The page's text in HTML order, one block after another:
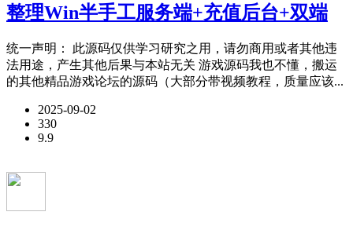
整理Win半手工服务端+充值后台+双端
统一声明： 此源码仅供学习研究之用，请勿商用或者其他违
法用途，产生其他后果与本站无关 游戏源码我也不懂，搬运
的其他精品游戏论坛的源码（大部分带视频教程，质量应该...
2025-09-02
330
9.9